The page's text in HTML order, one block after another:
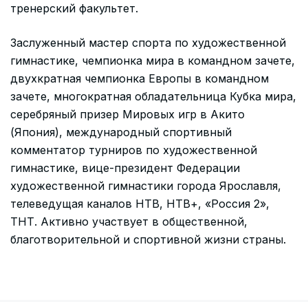
тренерский факультет.
Заслуженный мастер спорта по художественной
гимнастике, чемпионка мира в командном зачете,
двухкратная чемпионка Европы в командном
зачете, многократная обладательница Кубка мира,
серебряный призер Мировых игр в Акито
(Япония), международный спортивный
комментатор турниров по художественной
гимнастике, вице-президент Федерации
художественной гимнастики города Ярославля,
телеведущая каналов НТВ, НТВ+, «Россия 2»,
ТНТ. Активно участвует в общественной,
благотворительной и спортивной жизни страны.